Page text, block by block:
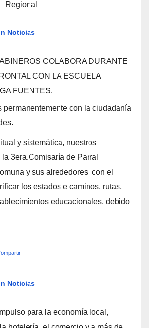
Regional
Noticias
COLABORA DURANTE
CON LA ESCUELA
FUENTES.
permanentemente con la ciudadanía
y sistemática, nuestros
3era.Comisaría de Parral
y sus alrededores, con el
los estados e caminos, rutas,
educacionales, debido
Noticias
para la economía local,